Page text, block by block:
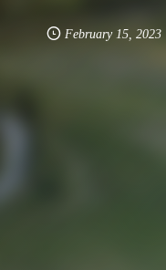
February 15, 2023